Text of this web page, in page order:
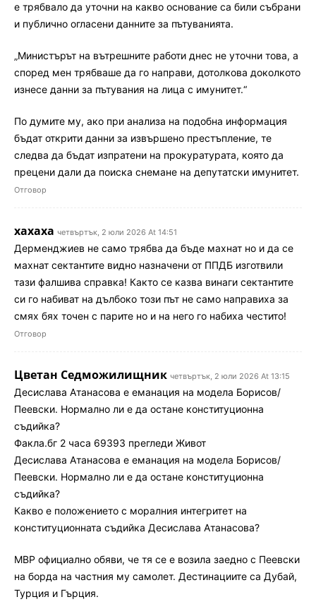
е трябвало да уточни на какво основание са били събрани
и публично огласени данните за пътуванията.
„Министърът на вътрешните работи днес не уточни това, а
според мен трябваше да го направи, дотолкова доколкото
изнесе данни за пътувания на лица с имунитет.“
По думите му, ако при анализа на подобна информация
бъдат открити данни за извършено престъпление, те
следва да бъдат изпратени на прокуратурата, която да
прецени дали да поиска снемане на депутатски имунитет.
Отговор
хахаха четвъртък, 2 юли 2026 At 14:51
Дерменджиев не само трябва да бъде махнат но и да се
махнат сектантите видно назначени от ППДБ изготвили
тази фалшива справка! Както се казва винаги сектантите
си го набиват на дълбоко този път не само направиха за
смях бях точен с парите но и на него го набиха честито!
Отговор
Цветан Седможилищник четвъртък, 2 юли 2026 At 13:15
Десислава Атанасова е еманация на модела Борисов/
Пеевски. Нормално ли е да остане конституционна
съдийка?
Факла.бг 2 часа 69393 прегледи Живот
Десислава Атанасова е еманация на модела Борисов/
Пеевски. Нормално ли е да остане конституционна
съдийка?
Какво е положението с моралния интегритет на
конституционната съдийка Десислава Атанасова?
МВР официално обяви, че тя се е возила заедно с Пеевски
на борда на частния му самолет. Дестинациите са Дубай,
Турция и Гърция.